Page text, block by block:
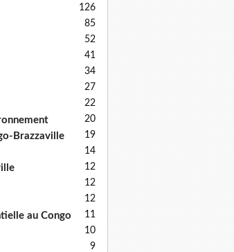
126
85
52
41
34
27
22
20
Brazzaville 19
14
12
12
12
au Congo 11
10
9